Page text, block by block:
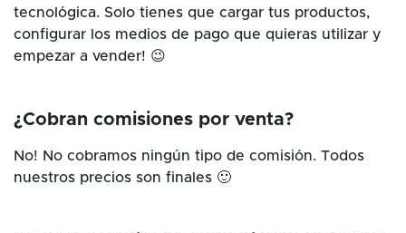
tecnológica. Solo tienes que cargar tus productos,
configurar los medios de pago que quieras utilizar y
empezar a vender! 😉
¿Cobran comisiones por venta?
No! No cobramos ningún tipo de comisión. Todos
nuestros precios son finales 🙂